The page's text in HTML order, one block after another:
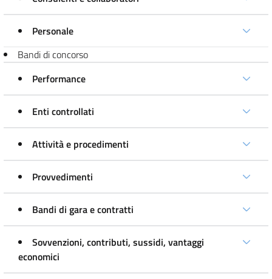
Personale
Bandi di concorso
Performance
Enti controllati
Attività e procedimenti
Provvedimenti
Bandi di gara e contratti
Sovvenzioni, contributi, sussidi, vantaggi
economici